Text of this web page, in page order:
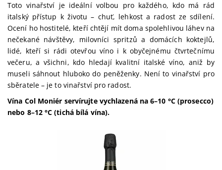
Toto vinařství je ideální volbou pro každého, kdo má rád
italský přístup k životu – chuť, lehkost a radost ze sdílení.
Ocení ho hostitelé, kteří chtějí mít doma spolehlivou láhev na
nečekané návštěvy, milovníci spritzů a domácích koktejlů,
lidé, kteří si rádi otevřou víno i k obyčejnému čtvrtečnímu
večeru, a všichni, kdo hledají kvalitní italské víno, aniž by
museli sáhnout hluboko do peněženky. Není to vinařství pro
sběratele – je to vinařství pro radost.
Vína Col Moniér servírujte vychlazená na 6–10 °C (prosecco)
nebo 8–12 °C (tichá bílá vína).
Prosecco Col Moniér Spumante Extra Dry – italské
bublinky pro každý den. Zlatavé italské prosecco s jemnou
perličkou a osvěžující chutí...